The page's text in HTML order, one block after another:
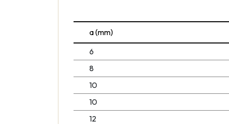
a (mm)
6
8
10
10
12